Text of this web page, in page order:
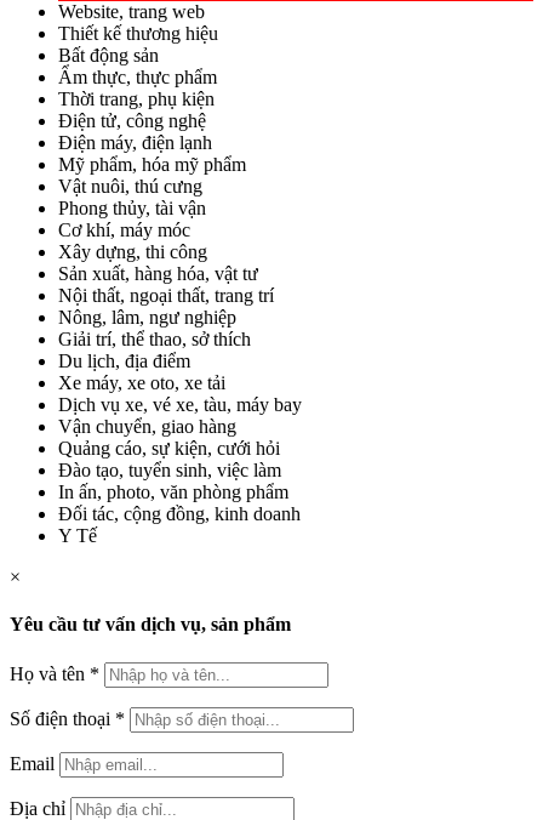
Website, trang web
Thiết kế thương hiệu
Bất động sản
Ẩm thực, thực phẩm
Thời trang, phụ kiện
Điện tử, công nghệ
Điện máy, điện lạnh
Mỹ phẩm, hóa mỹ phẩm
Vật nuôi, thú cưng
Phong thủy, tài vận
Cơ khí, máy móc
Xây dựng, thi công
Sản xuất, hàng hóa, vật tư
Nội thất, ngoại thất, trang trí
Nông, lâm, ngư nghiệp
Giải trí, thể thao, sở thích
Du lịch, địa điểm
Xe máy, xe oto, xe tải
Dịch vụ xe, vé xe, tàu, máy bay
Vận chuyển, giao hàng
Quảng cáo, sự kiện, cưới hỏi
Đào tạo, tuyển sinh, việc làm
In ấn, photo, văn phòng phẩm
Đối tác, cộng đồng, kinh doanh
Y Tế
×
Yêu cầu tư vấn dịch vụ, sản phẩm
Họ và tên *
Số điện thoại *
Email
Địa chỉ